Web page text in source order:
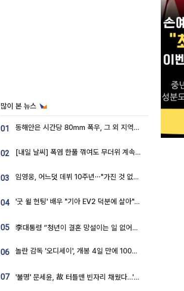
많이 본 뉴스
01 동해안은 시간당 80㎜ 폭우, 그 외 지역은 폭염…‘극과 극 날씨’
02 [내일 날씨] 폭염 한풀 꺾여도 무더위 계속⋯동해안 이틀 연속 비
03 임영웅, 어느덧 데뷔 10주년⋯"가진 것 없던 시절, 내 앞엔 20명의 팬뿐"
04 '굿 윌 헌팅' 배우 "기아 EV2 덕분에 살아"…교통사고 후 안전성 극찬
05 李대통령 “청년이 결혼 망설이는 일 없어야...제도상 불이익 조사”
06 놀란 감독 '오디세이', 개봉 4일 만에 100만 돌파⋯'왕사남' 보다 빠르다
07 '불명' 문세윤, 故 터틀맨 빈자리 채웠다…'거북이' 눈물의 최종 우승